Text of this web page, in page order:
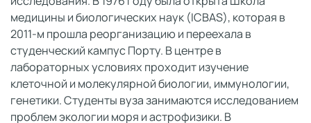
медицины и биологических наук (ICBAS), которая в
2011-м прошла реорганизацию и переехала в
студенческий кампус Порту. В центре в
лабораторных условиях проходит изучение
клеточной и молекулярной биологии, иммунологии,
генетики. Студенты вуза занимаются исследованием
проблем экологии моря и астрофизики. В